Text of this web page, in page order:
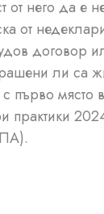
от него да е
от
договор
ли са
първо място в
практики